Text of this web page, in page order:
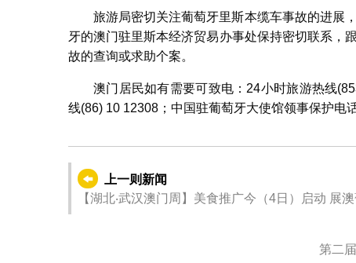
旅游局密切关注葡萄牙里斯本缆车事故的进展
牙的澳门驻里斯本经济贸易办事处保持密切联系，
故的查询或求助个案。
澳门居民如有需要可致电：24小时旅游热线
线(86) 10 12308；中国驻葡萄牙大使馆领事保护电
上一则新闻
【湖北‧武汉澳门周】美食推广今（4日）启动 展